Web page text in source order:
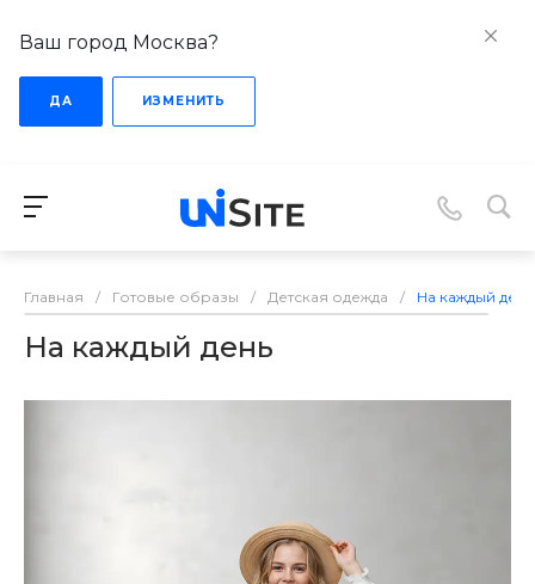
Ваш город Москва?
ДА ИЗМЕНИТЬ
Главная / Готовые образы / Детская одежда / На каждый день
На каждый день